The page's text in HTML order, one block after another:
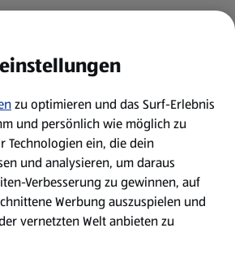
zu optimieren und das Surf-Erlebnis
und persönlich wie möglich zu
Technologien ein, die dein
und analysieren, um daraus
Verbesserung zu gewinnen, auf
Werbung auszuspielen und
vernetzten Welt anbieten zu